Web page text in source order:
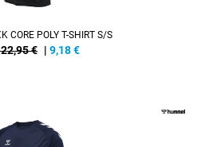
CORE POLY T-SHIRT S/S
€ | 9,18€